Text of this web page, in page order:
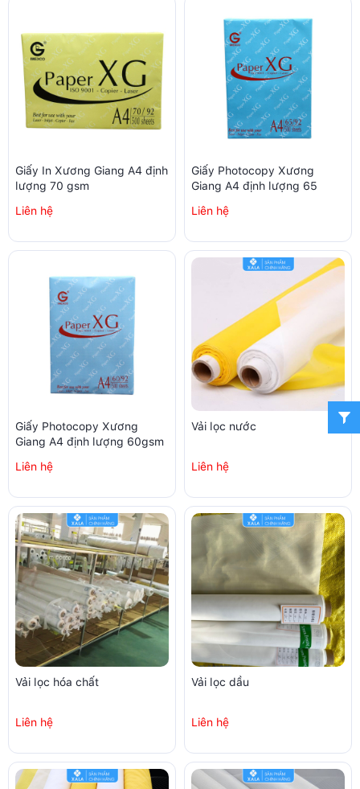
Giấy In Xương Giang A4 định
lượng 70 gsm
Liên hệ
Giấy Photocopy Xương
Giang A4 định lượng 65
Liên hệ
Giấy Photocopy Xương
Giang A4 định lượng 60gsm
Liên hệ
Vải lọc nước
Liên hệ
Vải lọc hóa chất
Liên hệ
Vải lọc dầu
Liên hệ